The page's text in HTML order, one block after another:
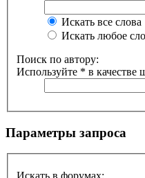
Искать все слова
Искать любое
Поиск по автору:
Используйте * в качестве
Параметры запроса
Искать в форумах: